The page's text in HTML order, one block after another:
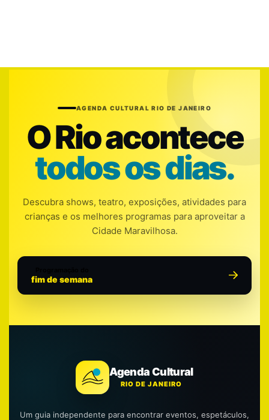
AGENDA CULTURAL RIO DE JANEIRO
O Rio acontece
todos os dias.
Descubra shows, teatro, exposições, atividades para
crianças e os melhores programas para aproveitar a
Cidade Maravilhosa.
fim de semana
Agenda Cultural
RIO DE JANEIRO
Um guia independente para encontrar eventos, espetáculos,